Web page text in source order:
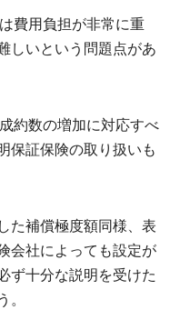
費用負担が非常に重
しいという問題点があ
約数の増加に対応すべ
保証保険の取り扱いも
た補償極度額同様、表
会社によっても設定が
ず十分な説明を受けた
。